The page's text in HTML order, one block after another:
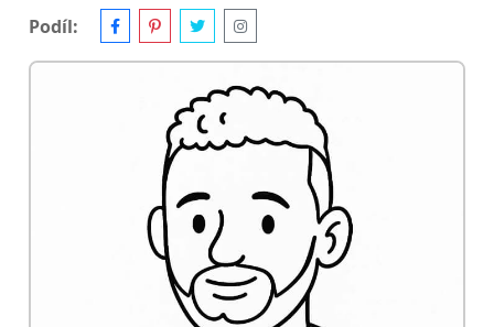
Podíl: